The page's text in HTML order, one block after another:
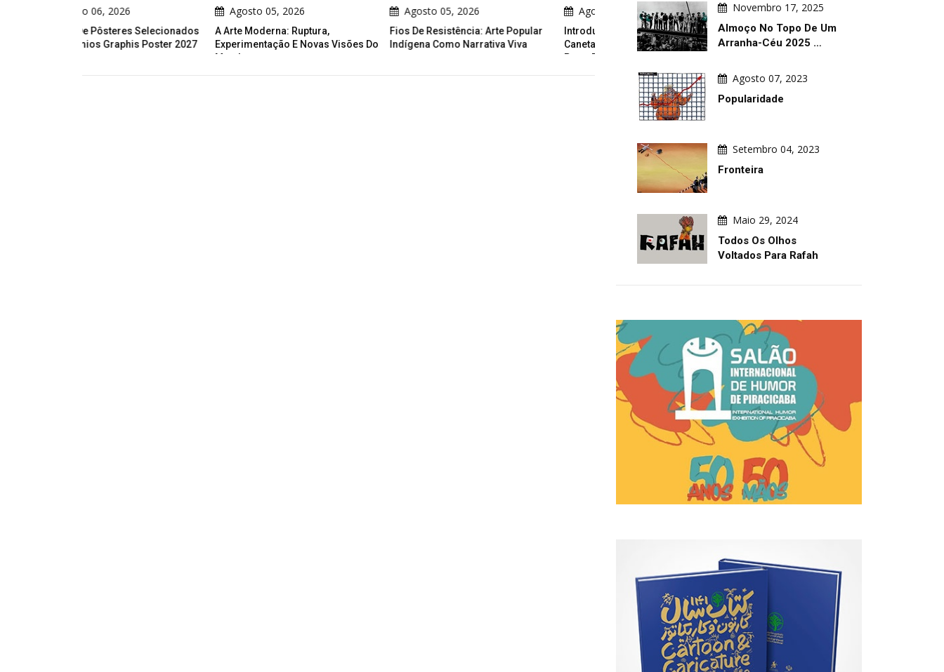
Agosto 05, 2026
A Arte Moderna: Ruptura,
Experimentação E Novas Visões Do
Agosto 05, 2026
Fios De Resistência: Arte Popular
Indígena Como Narrativa Viva
Agosto 05, 2026
Introdução Ao Desenho Com
Caneta: Tutorial De Ilustração Em
Preto E Branco Feita À Mão, Por
Agosto 05, 2026
A Fenda
Agosto 05, 2026
Trumpismo: Poluição Global
Novembro 17, 2025
Almoço No Topo De Um
Arranha-Céu 2025 …
Agosto 07, 2023
Popularidade
Setembro 04, 2023
Fronteira
Maio 29, 2024
Todos Os Olhos
Voltados Para Rafah